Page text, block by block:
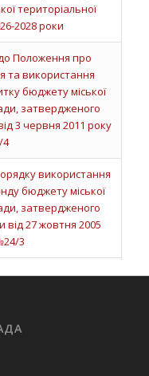
територіальної
2028 роки
Положення про
та використання
бюджету міської
затвердженого
3 червня 2011 року
використання
бюджету міської
затвердженого
від 27 жовтня 2005
3
Нововолинської
міської ради
№ 54/12 «Про бюджет
територіальної